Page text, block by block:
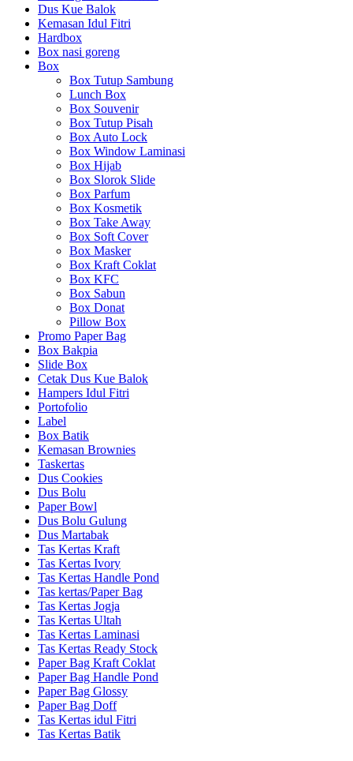
Dus Kue Balok
Kemasan Idul Fitri
Hardbox
Box nasi goreng
Box
Box Tutup Sambung
Lunch Box
Box Souvenir
Box Tutup Pisah
Box Auto Lock
Box Window Laminasi
Box Hijab
Box Slorok Slide
Box Parfum
Box Kosmetik
Box Take Away
Box Soft Cover
Box Masker
Box Kraft Coklat
Box KFC
Box Sabun
Box Donat
Pillow Box
Promo Paper Bag
Box Bakpia
Slide Box
Cetak Dus Kue Balok
Hampers Idul Fitri
Portofolio
Label
Box Batik
Kemasan Brownies
Taskertas
Dus Cookies
Dus Bolu
Paper Bowl
Dus Bolu Gulung
Dus Martabak
Tas Kertas Kraft
Tas Kertas Ivory
Tas Kertas Handle Pond
Tas kertas/Paper Bag
Tas Kertas Jogja
Tas Kertas Ultah
Tas Kertas Laminasi
Tas Kertas Ready Stock
Paper Bag Kraft Coklat
Paper Bag Handle Pond
Paper Bag Glossy
Paper Bag Doff
Tas Kertas idul Fitri
Tas Kertas Batik